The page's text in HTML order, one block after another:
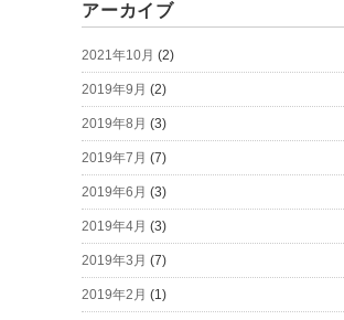
アーカイブ
2021年10月 (2)
2019年9月 (2)
2019年8月 (3)
2019年7月 (7)
2019年6月 (3)
2019年4月 (3)
2019年3月 (7)
2019年2月 (1)